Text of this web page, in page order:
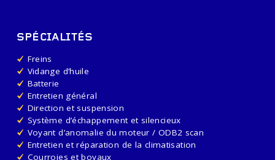
SPÉCIALITÉS
Freins
Vidange d’huile
Batterie
Entretien général
Direction et suspension
Système d’échappement et silencieux
Voyant d’anomalie du moteur / ODB2 scan
Entretien et réparation de la climatisation
Courroies et boyaux